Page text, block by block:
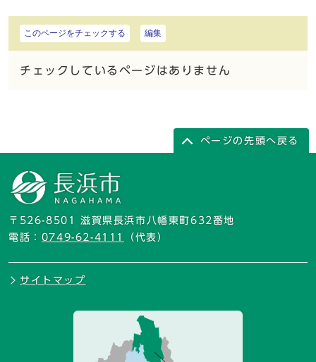
このページをチェックする 編集
チェックしているページはありません
ページの先頭へ戻る
〒526-8501 滋賀県長浜市八幡東町632番地
電話： 0749-62-4111 （代表）
サイトマップ